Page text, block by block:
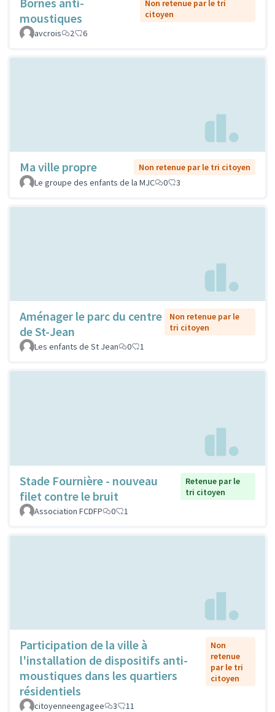
moustiques
Non retenue par le tri
citoyen
avcrois
2 6
Ma ville propre
Non retenue par le tri citoyen
Le groupe des enfants de la MJC
0 3
Aménager le parc du centre
de St-Jean
Non retenue par le
tri citoyen
Les enfants de St Jean
0 1
Stade Fournière - nouveau
filet contre le bruit
Retenue par le
tri citoyen
Association FCDFP
0 1
Participation de la ville à
l'installation de dispositifs anti-
moustiques dans les quartiers
résidentiels
Non
retenue
par le tri
citoyen
citoyenneengagee 3 11